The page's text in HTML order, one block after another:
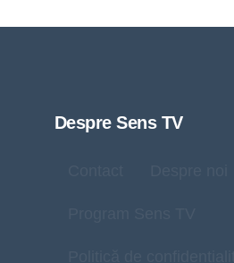
Despre Sens TV